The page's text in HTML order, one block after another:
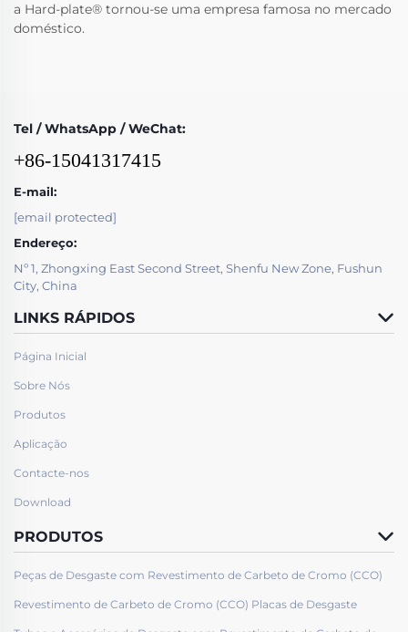
a Hard-plate® tornou-se uma empresa famosa no mercado
doméstico.
Tel / WhatsApp / WeChat:
+86-15041317415
E-mail:
[email protected]
Endereço:
Nº 1, Zhongxing East Second Street, Shenfu New Zone, Fushun
City, China
LINKS RÁPIDOS
Página Inicial
Sobre Nós
Produtos
Aplicação
Contacte-nos
Download
PRODUTOS
Peças de Desgaste com Revestimento de Carbeto de Cromo (CCO)
Revestimento de Carbeto de Cromo (CCO) Placas de Desgaste